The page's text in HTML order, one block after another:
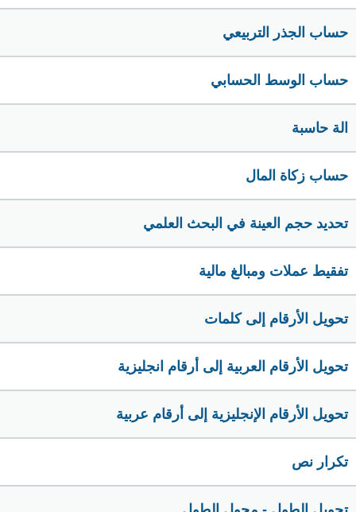
حساب الجذر التربيعي
حساب الوسط الحسابي
الة حاسبة
حساب زكاة المال
تحديد حجم العينة في البحث العلمي
تفقيط عملات ومبالغ مالية
تحويل الأرقام إلى كلمات
تحويل الأرقام العربية إلى أرقام انجليزية
تحويل الأرقام الإنجليزية إلى أرقام عربية
تكرار نص